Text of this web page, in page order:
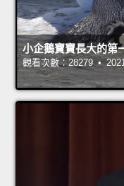
小企鵝寶寶長大的第
觀看次數：28279 •